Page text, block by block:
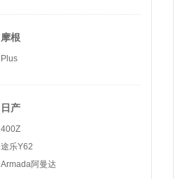
摩根
Plus
日产
400Z
途乐Y62
Armada阿曼达